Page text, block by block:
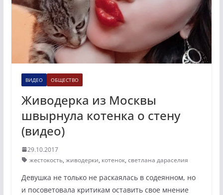
ВИДЕО ОБЩЕСТВО
Живодерка из Москвы
швырнула котенка о стену
(видео)
29.10.2017
жестокость, живодерки, котенок, светлана дараселия
Девушка не только не раскаялась в содеянном, но
и посоветовала критикам оставить свое мнение